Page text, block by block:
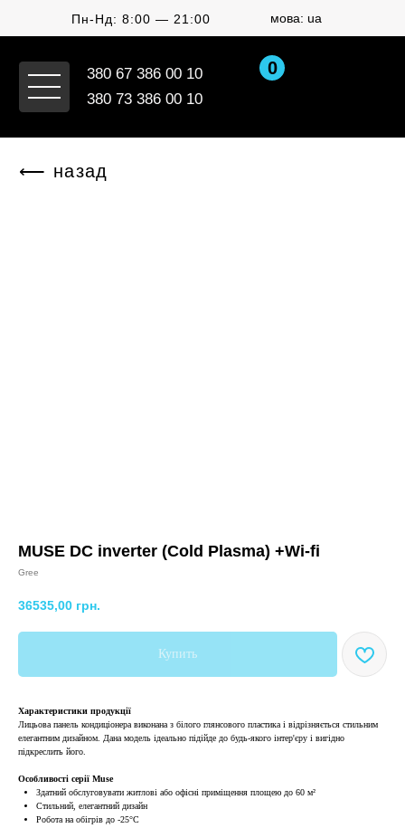
Пн-Нд: 8:00 — 21:00 мова: ua
380 73 386 00 10
MUSE DC inverter (Cold Plasma) +Wi-fi
Gree
36535,00 грн.
Купить
Характеристики продукції
Лицьова панель кондиціонера виконана з білого глянсового пластика і відрізняється стильним
елегантним дизайном. Дана модель ідеально підійде до будь-якого інтер'єру і вигідно
підкреслить його.
Особливості серії Muse
Здатний обслуговувати житлові або офісні приміщення площею до 60 м²
Стильний, елегантний дизайн
Робота на обігрів до -25°С